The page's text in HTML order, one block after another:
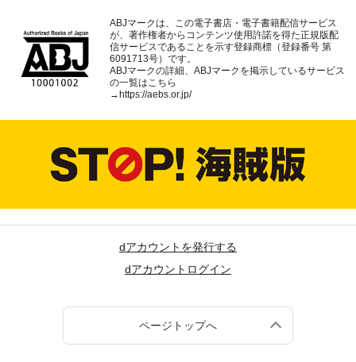
ABJマークは、この電子書店・電子書籍配信サービス
が、著作権者からコンテンツ使用許諾を得た正規版配
信サービスであることを示す登録商標（登録番号 第
6091713号）です。
ABJマークの詳細、ABJマークを掲示しているサービス
の一覧はこちら
→https://aebs.or.jp/
dアカウントを発行する
dアカウントログイン
ページトップへ